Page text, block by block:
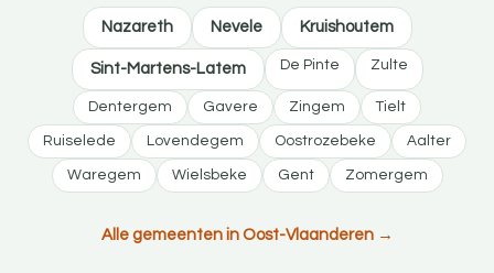
Nazareth Nevele Kruishoutem
Sint-Martens-Latem De Pinte Zulte
Dentergem Gavere Zingem Tielt
Ruiselede Lovendegem Oostrozebeke Aalter
Waregem Wielsbeke Gent Zomergem
Alle gemeenten in Oost-Vlaanderen →